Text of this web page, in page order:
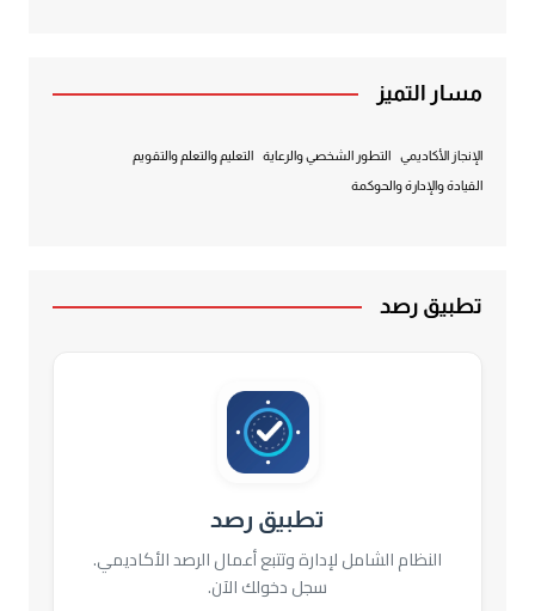
مسار التميز
الإنجاز الأكاديمي التطور الشخصي والرعاية التعليم والتعلم والتقويم
القيادة والإدارة والحوكمة
تطبيق رصد
تطبيق رصد
النظام الشامل لإدارة وتتبع أعمال الرصد الأكاديمي.
سجل دخولك الآن.